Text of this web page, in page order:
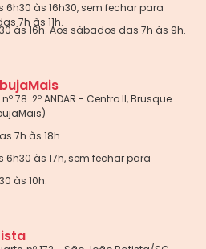
às 16h30, sem fechar para
7h às 11h.
às 16h. Aos sábados das 7h às 9h.
78. 2º ANDAR - Centro II, Brusque
7h às 18h
às 17h, sem fechar para
às 10h.